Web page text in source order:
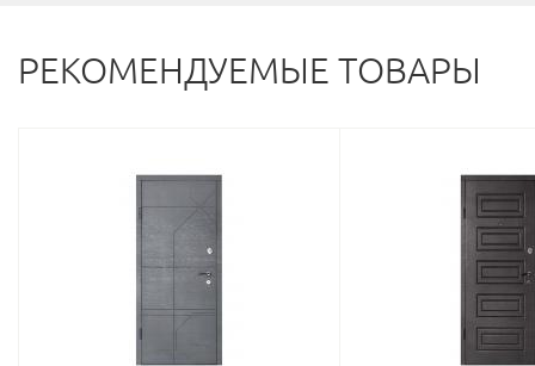
РЕКОМЕНДУЕМЫЕ ТОВАРЫ